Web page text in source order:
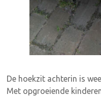
De hoekzit achterin is
Met opgroeiende